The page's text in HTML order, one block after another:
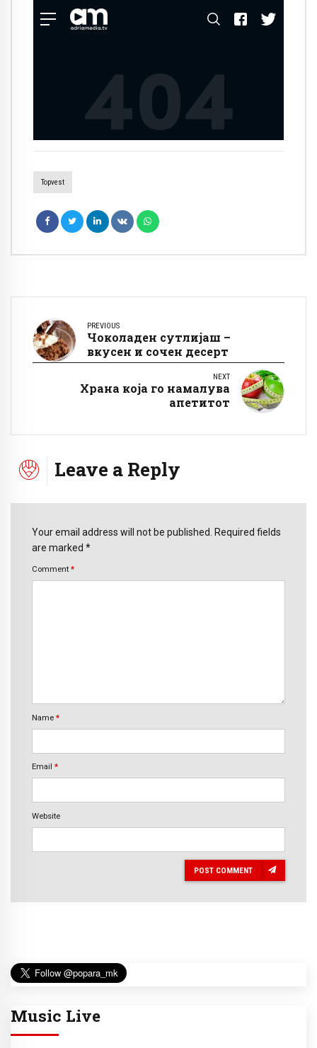
Topvest
PREVIOUS
Чоколаден сутлијаш –
вкусен и сочен десерт
NEXT
Храна која го намалува
апетитот
Leave a Reply
Your email address will not be published. Required fields
are marked *
Comment *
Name *
Email *
Website
POST COMMENT
Music Live